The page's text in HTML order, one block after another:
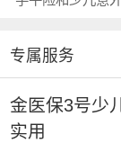
专属服务
金医保3号少
实用